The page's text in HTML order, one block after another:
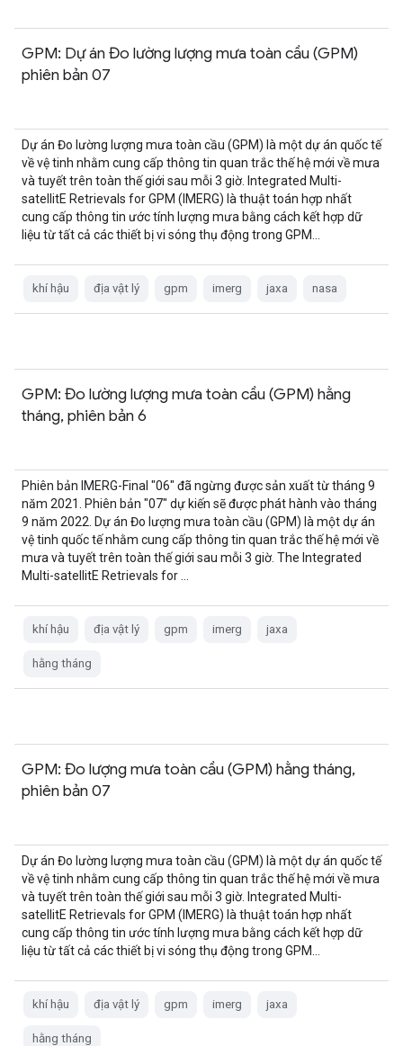
GPM: Dự án Đo lường lượng mưa toàn cầu (GPM)
phiên bản 07
Dự án Đo lường lượng mưa toàn cầu (GPM) là một dự án quốc tế
về vệ tinh nhằm cung cấp thông tin quan trắc thế hệ mới về mưa
và tuyết trên toàn thế giới sau mỗi 3 giờ. Integrated Multi-
satellitE Retrievals for GPM (IMERG) là thuật toán hợp nhất
cung cấp thông tin ước tính lượng mưa bằng cách kết hợp dữ
liệu từ tất cả các thiết bị vi sóng thụ động trong GPM…
khí hậu địa vật lý gpm imerg jaxa nasa
GPM: Đo lường lượng mưa toàn cầu (GPM) hằng
tháng, phiên bản 6
Phiên bản IMERG-Final "06" đã ngừng được sản xuất từ tháng 9
năm 2021. Phiên bản "07" dự kiến sẽ được phát hành vào tháng
9 năm 2022. Dự án Đo lượng mưa toàn cầu (GPM) là một dự án
vệ tinh quốc tế nhằm cung cấp thông tin quan trắc thế hệ mới về
mưa và tuyết trên toàn thế giới sau mỗi 3 giờ. The Integrated
Multi-satellitE Retrievals for …
khí hậu địa vật lý gpm imerg jaxa
hằng tháng
GPM: Đo lượng mưa toàn cầu (GPM) hằng tháng,
phiên bản 07
Dự án Đo lường lượng mưa toàn cầu (GPM) là một dự án quốc tế
về vệ tinh nhằm cung cấp thông tin quan trắc thế hệ mới về mưa
và tuyết trên toàn thế giới sau mỗi 3 giờ. Integrated Multi-
satellitE Retrievals for GPM (IMERG) là thuật toán hợp nhất
cung cấp thông tin ước tính lượng mưa bằng cách kết hợp dữ
liệu từ tất cả các thiết bị vi sóng thụ động trong GPM…
khí hậu địa vật lý gpm imerg jaxa
hằng tháng